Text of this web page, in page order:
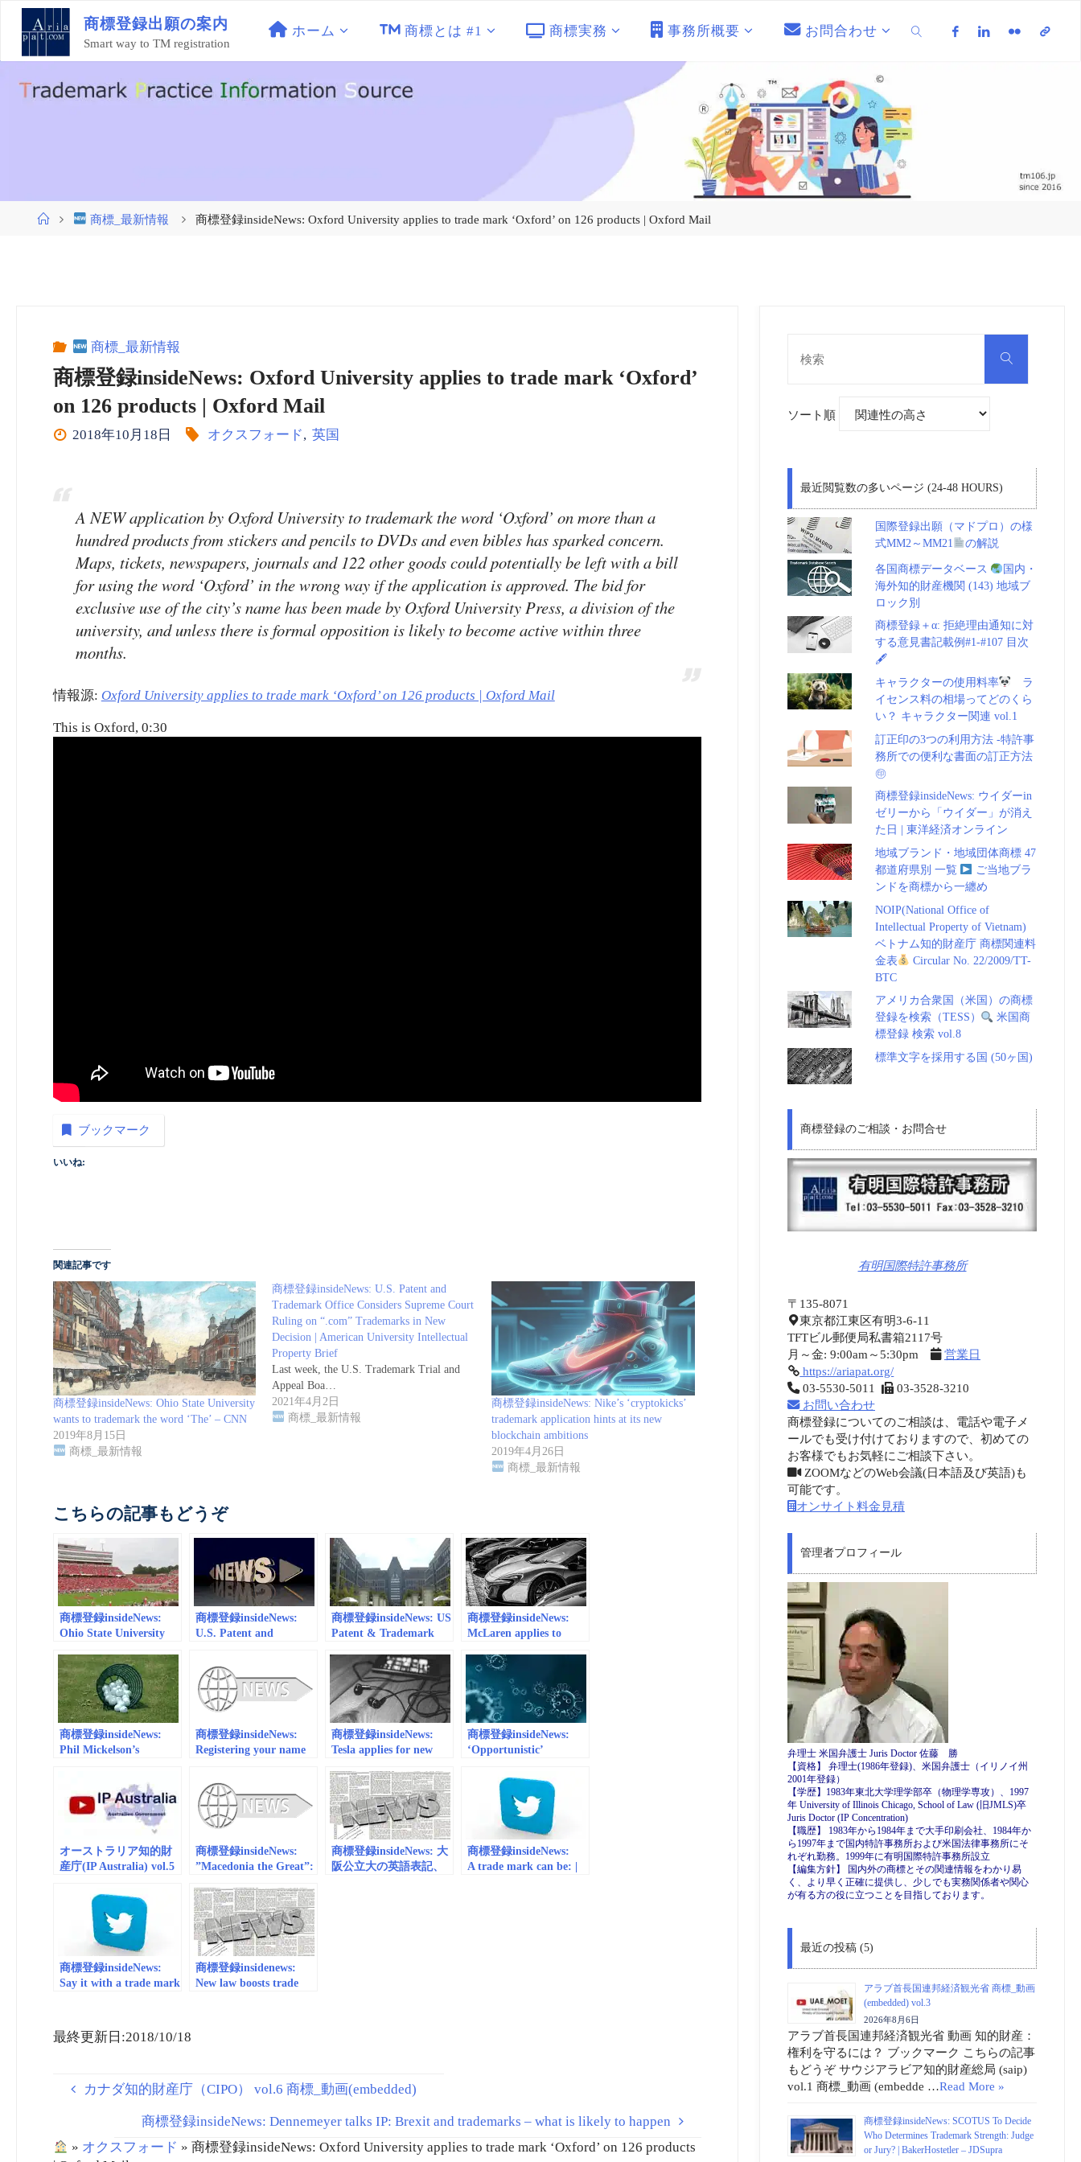
ン
商標登録出願の案内
Smart way to TM registration
ホーム 商標とは #1 商標実務 事務所概要 お問合わせ
ホ
商標_最新情報 商標登録insideNews: Oxford University applies to trade mark ‘Oxford’ on 126 products | Oxford Mail
商標_最新情報
商標登録insideNews: Oxford University applies to trade mark ‘Oxford’
on 126 products | Oxford Mail
2018年10月18日 オクスフォード, 英国
A NEW application by Oxford University to trademark the word ‘Oxford’ on more than a
hundred products from stickers and pencils to DVDs and even bibles has sparked concern.
Maps, tickets, newspapers, journals and 122 other goods could potentially be left with a bill
for using the word ‘Oxford’ in the wrong way if the application is approved. The bid for
exclusive use of the city’s name has been made by Oxford University Press, a division of the
university, and unless there is formal opposition is likely to become active within three
months.
情報源: Oxford University applies to trade mark ‘Oxford’ on 126 products | Oxford Mail
This is Oxford, 0:30
ブックマーク
いいね:
関連記事です
商標登録insideNews: Ohio State University
wants to trademark the word ‘The’ – CNN
2019年8月15日
商標_最新情報
商標登録insideNews: U.S. Patent and
Trademark Office Considers Supreme Court
Ruling on “.com” Trademarks in New
Decision | American University Intellectual
Property Brief
Last week, the U.S. Trademark Trial and
Appeal Boa…
2021年4月2日
商標_最新情報
商標登録insideNews: Nike’s ‘cryptokicks’
trademark application hints at its new
blockchain ambitions
2019年4月26日
商標_最新情報
こちらの記事もどうぞ
商標登録insideNews:
Ohio State University
word ‘The’ – CNN
商標登録insideNews:
U.S. Patent and
Court Ruling on “.com”
Trademarks in New
Decision | American
Property Brief
商標登録insideNews: US
Patent & Trademark
for Trademarking CBD
Products | Cannabis
Industry Journal
商標登録insideNews:
McLaren applies to
car names |
autoblog.com
商標登録insideNews:
Phil Mickelson’s
espn.com
商標登録insideNews:
Registering your name
right? | Rouse
商標登録insideNews:
Tesla applies for new
own audio equipment,
like headphones and
more | Electrek
商標登録insideNews:
‘Opportunistic’
application ‘likely to
fail’ | worldipreview.com
オーストラリア知的財
産庁(IP Australia) vol.5
(embedded/playlist)
Choose Wise: trade
mark goods and services
商標登録insideNews:
”Macedonia the Great”:
Trademark for
Macedonian Products |
GreekReporter.com
商標登録insideNews: 大
阪公立大の英語表記、
商標登録insideNews:
A trade mark can be: |
商標登録insideNews:
Say it with a trade mark
商標登録insidenews:
New law boosts trade
最終更新日:2018/10/18
カナダ知的財産庁（CIPO） vol.6 商標_動画(embedded)
商標登録insideNews: Dennemeyer talks IP: Brexit and trademarks – what is likely to happen
» オクスフォード »商標登録insideNews: Oxford University applies to trade mark ‘Oxford’ on 126 products
検
ソート順
最近閲覧数の多いページ (24-48 HOURS)
国際登録出願（マドプロ）の様
式MM2～MM21
の解説
各国商標データベース
国内・
海外知的財産機関 (143) 地域ブ
ロック別
商標登録＋α: 拒絶理由通知に対
する意見書記載例#1-#107 目次
🖋
キャラクターの使用料率
ラ
イセンス料の相場ってどのくら
い？ キャラクター関連 vol.1
訂正印の3つの利用方法 -特許事
務所での便利な書面の訂正方法
㊞
商標登録insideNews: ウイダーin
ゼリーから「ウイダー」が消え
た日 | 東洋経済オンライン
地域ブランド・地域団体商標 47
都道府県別 一覧
ご当地ブラ
ンドを商標から一纏め
NOIP(National Office of
Intellectual Property of Vietnam)
ベトナム知的財産庁 商標関連料
金表
Circular No. 22/2009/TT-
BTC
アメリカ合衆国（米国）の商標
登録を検索（TESS）
米国商
標登録 検索 vol.8
標準文字を採用する国 (50ヶ国)
商標登録のご相談・お問合せ
有明国際特許事務所
〒135-8071
東京都江東区有明3-6-11
TFTビル郵便局私書箱2117号
月～金: 9:00am～5:30pm
営業日
https://ariapat.org/
03-5530-5011
03-3528-3210
お問い合わせ
商標登録についてのご相談は、電話や電子メ
ールでも受け付けておりますので、初めての
お客様でもお気軽にご相談下さい。
ZOOMなどのWeb会議(日本語及び英語)も
可能です。
オンサイト料金見積
管理者プロフィール
弁理士 米国弁護士 Juris Doctor 佐藤 勝
【資格】 弁理士(1986年登録)、米国弁護士（イリノイ州
2001年登録）
【学歴】1983年東北大学理学部卒（物理学専攻）、1997
年 University of Illinois Chicago, School of Law (旧JMLS)卒
Juris Doctor (IP Concentration)
【職歴】 1983年から1984年まで大手印刷会社、1984年か
ら1997年まで国内特許事務所および米国法律事務所にそ
れぞれ勤務。1999年に有明国際特許事務所設立
【編集方針】 国内外の商標とその関連情報をわかり易
く、より早く正確に提供し、少しでも実務関係者や関心
が有る方の役に立つことを目指しております。
最近の投稿 (5)
アラブ首長国連邦経済観光省 商標_動画
(embedded) vol.3
2026年8月6日
アラブ首長国連邦経済観光省 動画 知的財産：
権利を守るには？ ブックマーク こちらの記事
もどうぞ サウジアラビア知的財産総局 (saip)
vol.1 商標_動画 (embedde …Read More »
商標登録insideNews: SCOTUS To Decide
Who Determines Trademark Strength: Judge
or Jury? | BakerHostetler – JDSupra